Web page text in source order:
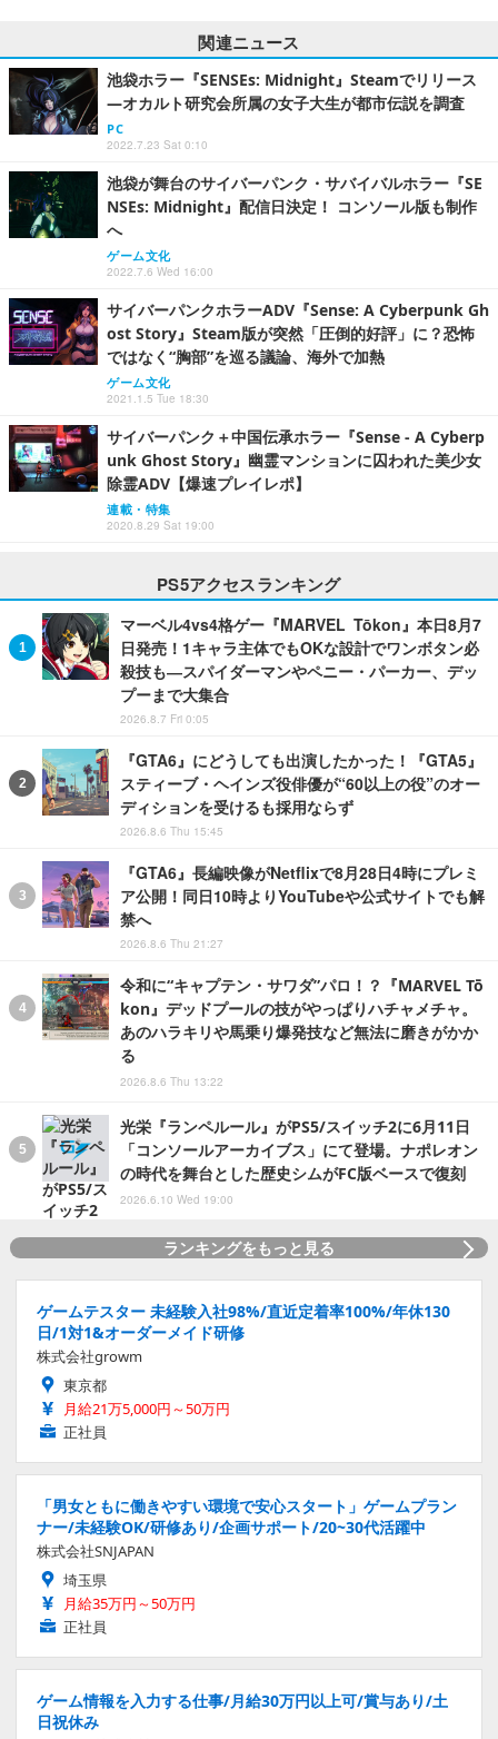
関連ニュース
池袋ホラー『SENSEs: Midnight』Steamでリリース
―オカルト研究会所属の女子大生が都市伝説を調査
PC
2022.7.23 Sat 0:10
池袋が舞台のサイバーパンク・サバイバルホラー『SE
NSEs: Midnight』配信日決定！ コンソール版も制作
へ
ゲーム文化
2022.7.6 Wed 16:00
サイバーパンクホラーADV『Sense: A Cyberpunk Gh
ost Story』Steam版が突然「圧倒的好評」に？恐怖
ではなく“胸部”を巡る議論、海外で加熱
ゲーム文化
2021.1.5 Tue 18:30
サイバーパンク＋中国伝承ホラー『Sense - A Cyberp
unk Ghost Story』幽霊マンションに囚われた美少女
除霊ADV【爆速プレイレポ】
連載・特集
2020.8.29 Sat 19:00
PS5アクセスランキング
マーベル4vs4格ゲー『MARVEL Tōkon』本日8月7
日発売！1キャラ主体でもOKな設計でワンボタン必
殺技も―スパイダーマンやペニー・パーカー、デッ
プーまで大集合
2026.8.7 Fri 0:05
『GTA6』にどうしても出演したかった！『GTA5』
スティーブ・ヘインズ役俳優が“60以上の役”のオー
ディションを受けるも採用ならず
2026.8.6 Thu 15:45
『GTA6』長編映像がNetflixで8月28日4時にプレミ
ア公開！同日10時よりYouTubeや公式サイトでも解
禁へ
2026.8.6 Thu 21:27
令和に“キャプテン・サワダ”パロ！？『MARVEL Tō
kon』デッドプールの技がやっぱりハチャメチャ。
あのハラキリや馬乗り爆発技など無法に磨きがかか
る
2026.8.6 Thu 13:22
光栄『ランペルール』がPS5/スイッチ2に6月11日
「コンソールアーカイブス」にて登場。ナポレオン
の時代を舞台とした歴史シムがFC版ベースで復刻
2026.6.10 Wed 19:00
ランキングをもっと見る
ゲームテスター 未経験入社98%/直近定着率100%/年休130
日/1対1&オーダーメイド研修
株式会社growm
東京都
月給21万5,000円～50万円
正社員
「男女ともに働きやすい環境で安心スタート」ゲームプラン
ナー/未経験OK/研修あり/企画サポート/20~30代活躍中
株式会社SNJAPAN
埼玉県
月給35万円～50万円
正社員
ゲーム情報を入力する仕事/月給30万円以上可/賞与あり/土
日祝休み